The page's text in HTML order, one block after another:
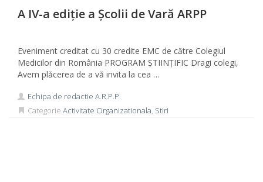
A IV-a ediție a Școlii de Vară ARPP
Eveniment creditat cu 30 credite EMC de către Colegiul
Medicilor din România PROGRAM ȘTIINȚIFIC Dragi colegi,
Avem plăcerea de a vă invita la cea …
Echipa de redactie A.R.P.P.
Categorie Activitate Organizationala, Stiri